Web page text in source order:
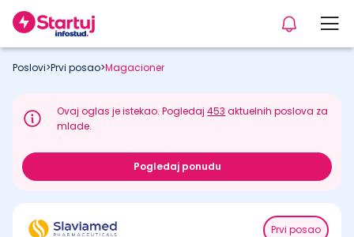
Poslovi>Prvi posao>Magacioner
Ovaj oglas je istekao. Pogledaj453 aktuelnih poslova za
mlade.
Pogledaj ponudu
Prvi posao